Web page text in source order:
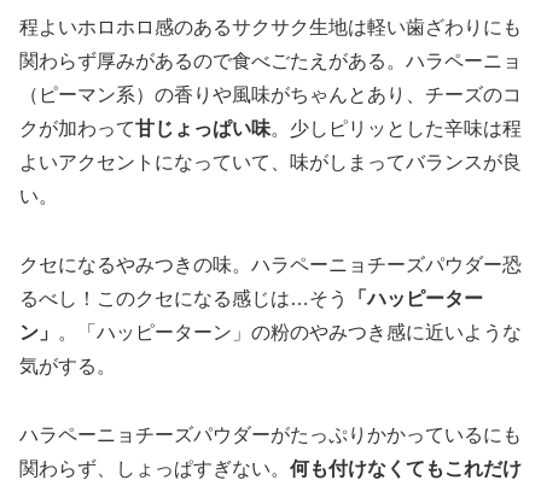
程よいホロホロ感のあるサクサク生地は軽い歯ざわりにも
関わらず厚みがあるので食べごたえがある。ハラペーニョ
（ピーマン系）の香りや風味がちゃんとあり、チーズのコ
クが加わって甘じょっぱい味。少しピリッとした辛味は程
よいアクセントになっていて、味がしまってバランスが良
い。
クセになるやみつきの味。ハラペーニョチーズパウダー恐
るべし！このクセになる感じは…そう
「ハッピーター
ン」
。「ハッピーターン」の粉のやみつき感に近いような
気がする。
ハラペーニョチーズパウダーがたっぷりかかっているにも
関わらず、しょっぱすぎない。 何も付けなくてもこれだけ